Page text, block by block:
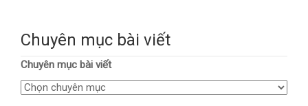
Chuyên mục bài viết
Chuyên mục bài viết